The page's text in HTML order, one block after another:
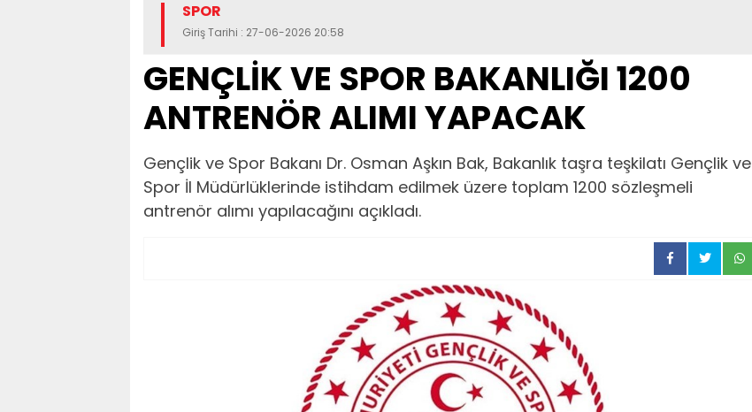
SPOR
Giriş Tarihi : 27-06-2026 20:58
GENÇLİK VE SPOR BAKANLIĞI 1200
ANTRENÖR ALIMI YAPACAK
Gençlik ve Spor Bakanı Dr. Osman Aşkın Bak, Bakanlık taşra teşkilatı Gençlik ve
Spor İl Müdürlüklerinde istihdam edilmek üzere toplam 1200 sözleşmeli
antrenör alımı yapılacağını açıkladı.